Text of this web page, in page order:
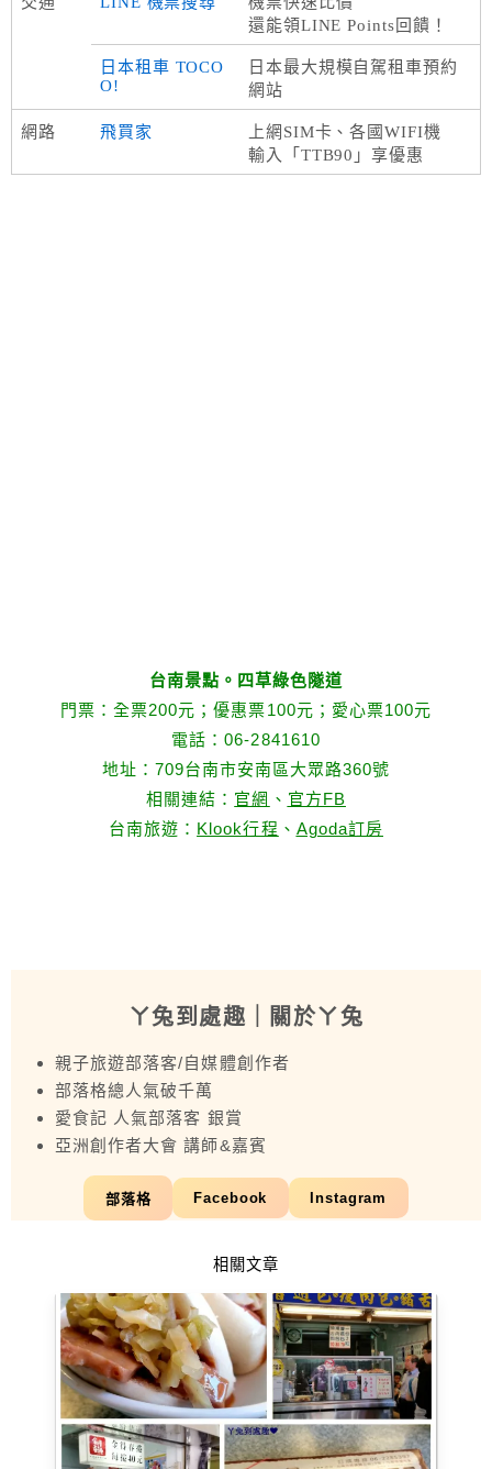
還能領LINE Points回饋！
日本租車 TOCO
O!
日本最大規模自駕租車預約
網站
網路 飛買家
上網SIM卡、各國WIFI機
輸入「TTB90」享優惠
台南景點。四草綠色隧道
門票：全票200元；優惠票100元；愛心票100元
電話：06-2841610
地址：709台南市安南區大眾路360號
相關連結： 官網 、 官方FB
台南旅遊： Klook行程 、 Agoda訂房
ㄚ兔到處趣 ｜關於ㄚ兔
親子旅遊部落客/自媒體創作者
部落格總人氣破千萬
愛食記 人氣部落客 銀賞
亞洲創作者大會 講師&嘉賓
部落格 Facebook Instagram
相關文章